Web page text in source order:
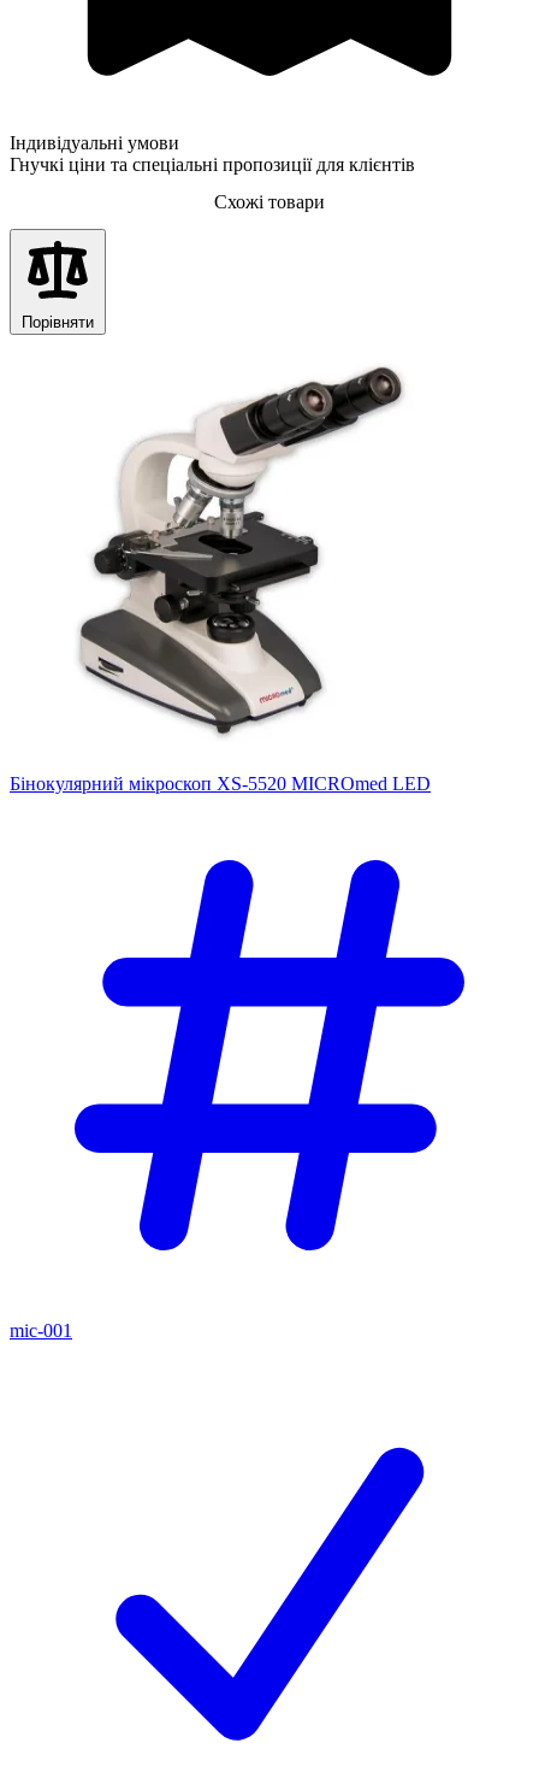
Індивідуальні умови
Гнучкі ціни та спеціальні пропозиції для клієнтів
Схожі товари
Порівняти
Бінокулярний мікроскоп XS-5520 MICROmed LED
mic-001